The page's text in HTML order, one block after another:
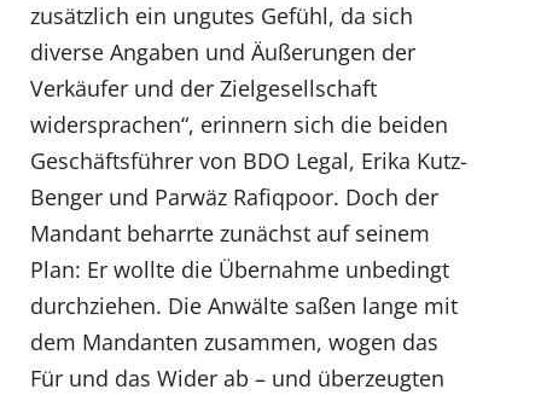
zusätzlich ein ungutes Gefühl, da sich
diverse Angaben und Äußerungen der
Verkäufer und der Zielgesellschaft
widersprachen“, erinnern sich die beiden
Geschäftsführer von BDO Legal, Erika Kutz-
Benger und Parwäz Rafiqpoor. Doch der
Mandant beharrte zunächst auf seinem
Plan: Er wollte die Übernahme unbedingt
durchziehen. Die Anwälte saßen lange mit
dem Mandanten zusammen, wogen das
Für und das Wider ab – und überzeugten